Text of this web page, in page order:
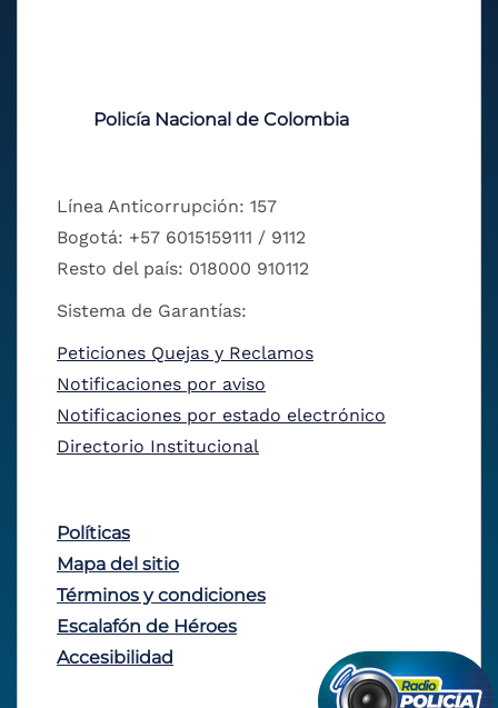
Policía Nacional de Colombia
Línea Anticorrupción: 157
Bogotá: +57 6015159111 / 9112
Resto del país: 018000 910112
Sistema de Garantías:
Peticiones Quejas y Reclamos
Notificaciones por aviso
Notificaciones por estado electrónico
Directorio Institucional
Políticas
Mapa del sitio
Términos y condiciones
Escalafón de Héroes
Accesibilidad